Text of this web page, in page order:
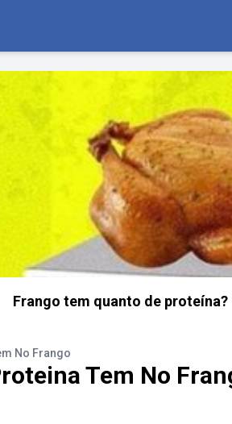
Frango tem quanto de proteína?
No Frango
Tem No